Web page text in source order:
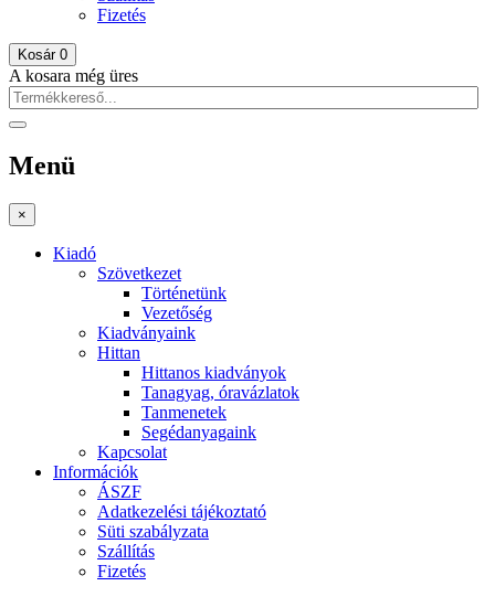
Fizetés
Kosár 0
A kosara még üres
Menü
×
Kiadó
Szövetkezet
Történetünk
Vezetőség
Kiadványaink
Hittan
Hittanos kiadványok
Tanagyag, óravázlatok
Tanmenetek
Segédanyagaink
Kapcsolat
Információk
ÁSZF
Adatkezelési tájékoztató
Süti szabályzata
Szállítás
Fizetés